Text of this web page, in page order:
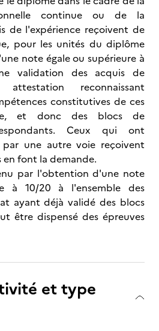
continue ou de la
de l'expérience reçoivent de
pour les unités du diplôme
note égale ou supérieure à
validation des acquis de
reconnaissant
constitutives de ces
et donc des blocs de
Ceux qui ont
une autre voie reçoivent
font la demande.
par l'obtention d'une note
à 10/20 à l'ensemble des
ayant déjà validé des blocs
être dispensé des épreuves
et type